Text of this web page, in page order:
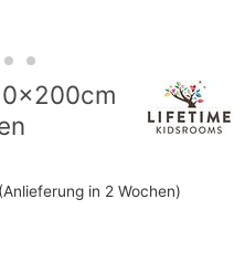
in 2 Wochen)